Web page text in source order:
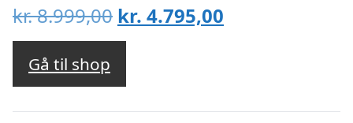
kr.8.999,00 Den
oprindelige
var:
kr. 8.999,00.
kr. 4.795,00
kr. 4.795,00.
Gå til shop